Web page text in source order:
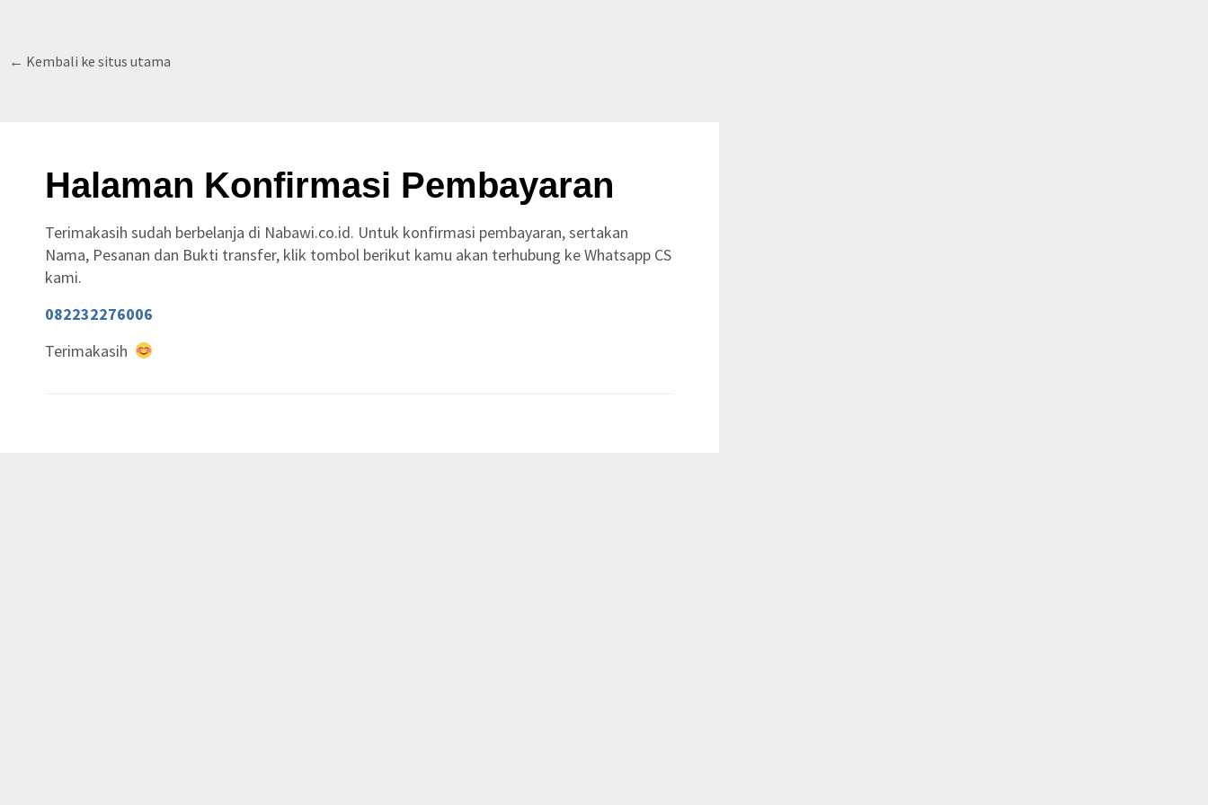
← Kembali ke situs utama
Halaman Konfirmasi Pembayaran
Terimakasih sudah berbelanja di Nabawi.co.id. Untuk konfirmasi pembayaran, sertakan
Nama, Pesanan dan Bukti transfer, klik tombol berikut kamu akan terhubung ke Whatsapp CS
kami.
082232276006
Terimakasih